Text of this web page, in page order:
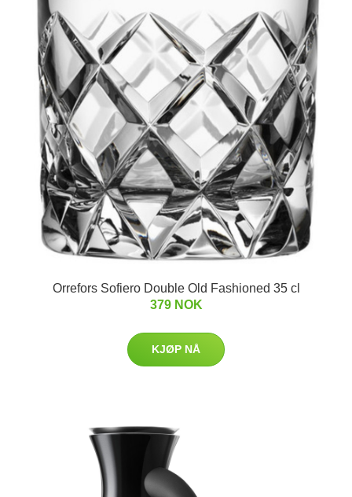
Orrefors Sofiero Double Old Fashioned 35 cl
379 NOK
KJØP NÅ